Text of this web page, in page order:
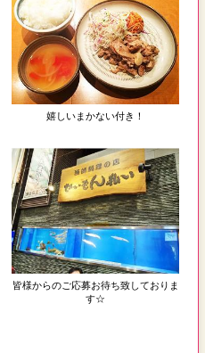
嬉しいまかない付き！
皆様からのご応募お待ち致しておりま
す☆